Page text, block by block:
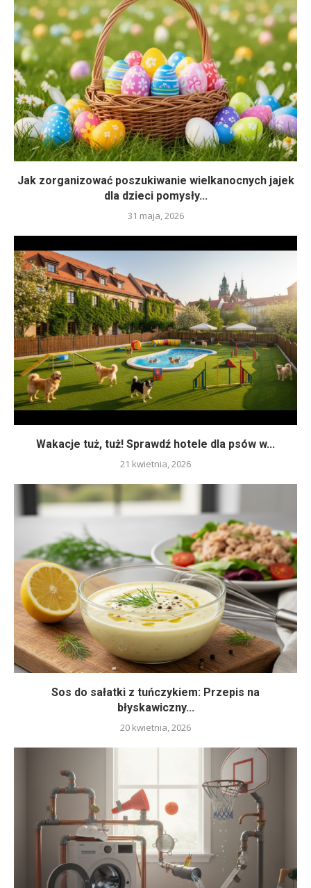
Jak zorganizować poszukiwanie wielkanocnych jajek
dla dzieci pomysły...
31 maja, 2026
Wakacje tuż, tuż! Sprawdź hotele dla psów w...
21 kwietnia, 2026
Sos do sałatki z tuńczykiem: Przepis na
błyskawiczny...
20 kwietnia, 2026